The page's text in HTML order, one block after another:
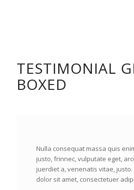
TESTIMONIAL
BOXED
Nulla consequat massa quis
justo, frinnec, vulputate eget,
juerdiet a, venenatis vitae, justo.
dolor sit amet, consectetuer